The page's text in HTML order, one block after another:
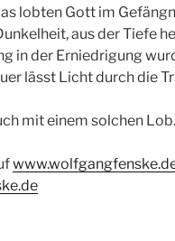
lobten Gott im
aus der Tiefe
in der Erniedrigung
lässt Licht durch die
mit einem solchen